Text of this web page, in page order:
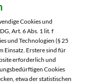
14
Cookies und
Art. 6 Abs. 1 lit. f
und Technologien (§ 25
Einsatz. Erstere sind für
erforderlich und
Cookies
etwa der statistischen